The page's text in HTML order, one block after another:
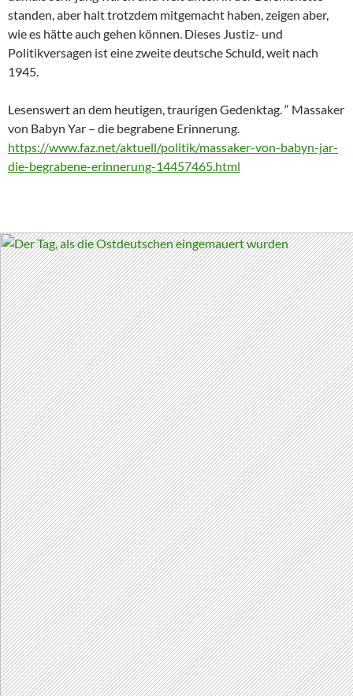
standen, aber halt trotzdem mitgemacht haben, zeigen aber,
wie es hätte auch gehen können. Dieses Justiz- und
Politikversagen ist eine zweite deutsche Schuld, weit nach
1945.
Lesenswert an dem heutigen, traurigen Gedenktag. “ Massaker
von Babyn Yar – die begrabene Erinnerung.
https://www.faz.net/aktuell/politik/massaker-von-babyn-jar-
die-begrabene-erinnerung-14457465.html